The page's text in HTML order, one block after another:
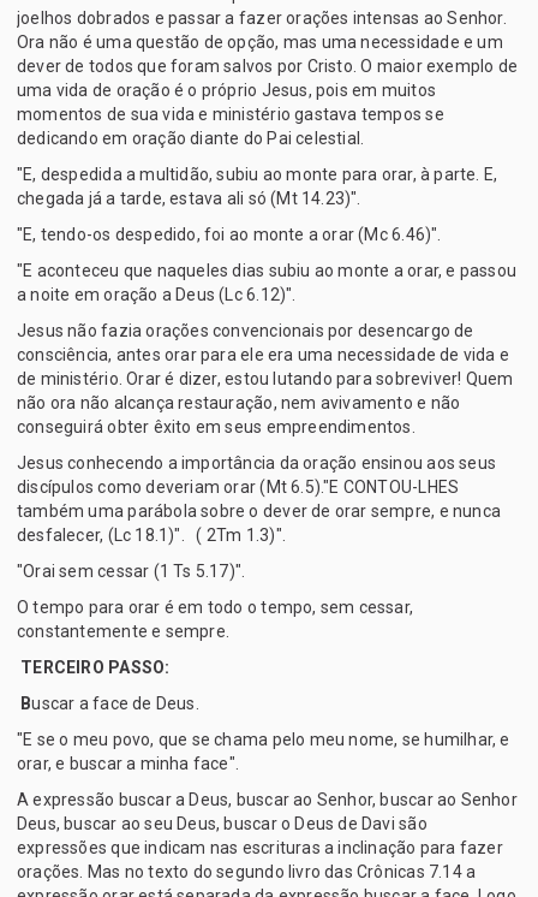
joelhos dobrados e passar a fazer orações intensas ao Senhor.
Ora não é uma questão de opção, mas uma necessidade e um
dever de todos que foram salvos por Cristo. O maior exemplo de
uma vida de oração é o próprio Jesus, pois em muitos
momentos de sua vida e ministério gastava tempos se
dedicando em oração diante do Pai celestial.
"E, despedida a multidão, subiu ao monte para orar, à parte. E,
chegada já a tarde, estava ali só (Mt 14.23)".
"E, tendo-os despedido, foi ao monte a orar (Mc 6.46)".
"E aconteceu que naqueles dias subiu ao monte a orar, e passou
a noite em oração a Deus (Lc 6.12)".
Jesus não fazia orações convencionais por desencargo de
consciência, antes orar para ele era uma necessidade de vida e
de ministério. Orar é dizer, estou lutando para sobreviver! Quem
não ora não alcança restauração, nem avivamento e não
conseguirá obter êxito em seus empreendimentos.
Jesus conhecendo a importância da oração ensinou aos seus
discípulos como deveriam orar (Mt 6.5)."E CONTOU-LHES
também uma parábola sobre o dever de orar sempre, e nunca
desfalecer, (Lc 18.1)". ( 2Tm 1.3)".
"Orai sem cessar (1 Ts 5.17)".
O tempo para orar é em todo o tempo, sem cessar,
constantemente e sempre.
TERCEIRO PASSO:
Buscar a face de Deus.
"E se o meu povo, que se chama pelo meu nome, se humilhar, e
orar, e buscar a minha face".
A expressão buscar a Deus, buscar ao Senhor, buscar ao Senhor
Deus, buscar ao seu Deus, buscar o Deus de Davi são
expressões que indicam nas escrituras a inclinação para fazer
orações. Mas no texto do segundo livro das Crônicas 7.14 a